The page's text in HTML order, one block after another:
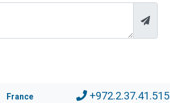
France +972.2.37.41.515